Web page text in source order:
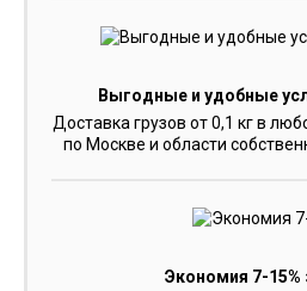
Выгодные и удобные
Доставка грузов от 0,1 кг в
по Москве и области
Экономия 7-15%